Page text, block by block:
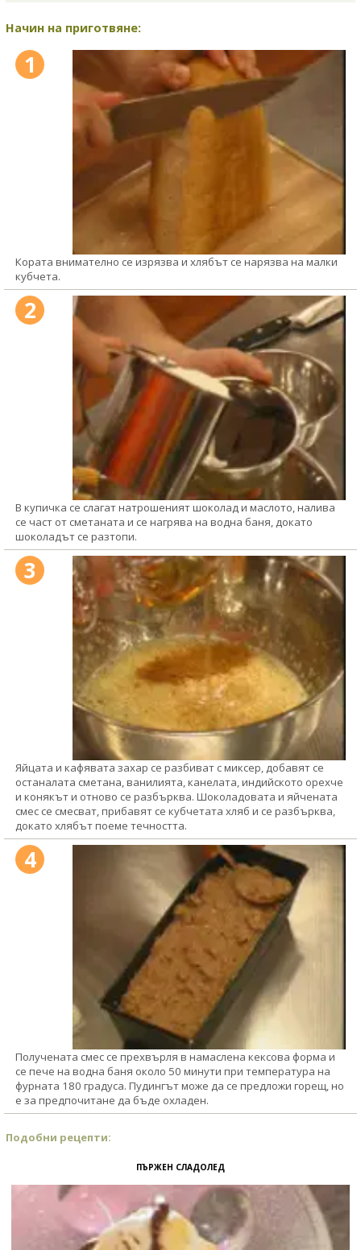
Начин на приготвяне:
1
Кората внимателно се изрязва и хлябът се нарязва на малки
кубчета.
2
В купичка се слагат натрошеният шоколад и маслото, налива
се част от сметаната и се нагрява на водна баня, докато
шоколадът се разтопи.
3
Яйцата и кафявата захар се разбиват с миксер, добавят се
останалата сметана, ванилията, канелата, индийското орехче
и конякът и отново се разбърква. Шоколадовата и яйчената
смес се смесват, прибавят се кубчетата хляб и се разбърква,
докато хлябът поеме течността.
4
Получената смес се прехвърля в намаслена кексова форма и
се пече на водна баня около 50 минути при температура на
фурната 180 градуса. Пудингът може да се предложи горещ, но
е за предпочитане да бъде охладен.
Подобни рецепти:
ПЪРЖЕН СЛАДОЛЕД